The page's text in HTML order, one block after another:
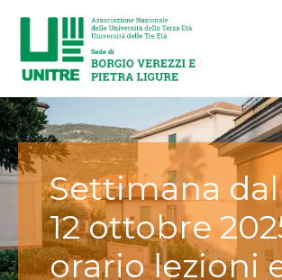
Settimana dal
12 ottobre
orario lezioni